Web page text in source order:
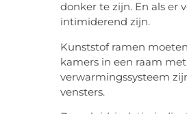
donker te zijn. En als er
intimiderend zijn.
Kunststof ramen
kamers in een raam
verwarmingssysteem
vensters.